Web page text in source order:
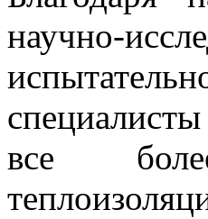
научно-
все